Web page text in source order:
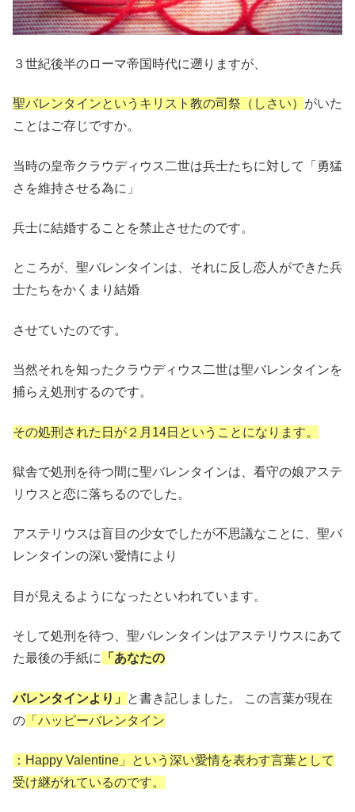
３世紀後半のローマ帝国時代に遡りますが、
聖バレンタインというキリスト教の司祭（しさい） がいた
ことはご存じですか。
当時の皇帝クラウディウス二世は兵士たちに対して「勇猛
さを維持させる為に」
兵士に結婚することを禁止させたのです。
ところが、聖バレンタインは、それに反し恋人ができた兵
士たちをかくまり結婚
させていたのです。
当然それを知ったクラウディウス二世は聖バレンタインを
捕らえ処刑するのです。
その処刑された日が２月14日ということになります。
獄舎で処刑を待つ間に聖バレンタインは、看守の娘アステ
リウスと恋に落ちるのでした。
アステリウスは盲目の少女でしたが不思議なことに、聖バ
レンタインの深い愛情により
目が見えるようになったといわれています。
そして処刑を待つ、聖バレンタインはアステリウスにあて
た最後の手紙に
「あなたの
バレンタインより」
と書き記しました。 この言葉が現在
の 「ハッピーバレンタイン
：Happy Valentine」という深い愛情を表わす言葉として
受け継がれているのです。